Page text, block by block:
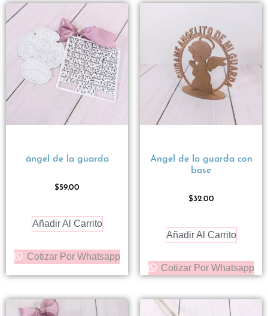
ángel de la guarda
$59.00
Añadir Al Carrito
Cotizar Por Whatsapp
Angel de la guarda con
base
$32.00
Añadir Al Carrito
Cotizar Por Whatsapp